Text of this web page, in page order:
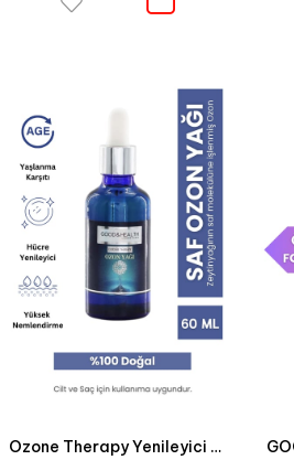
Ozone Therapy Yenileyici Ozon Yağı 50 ML